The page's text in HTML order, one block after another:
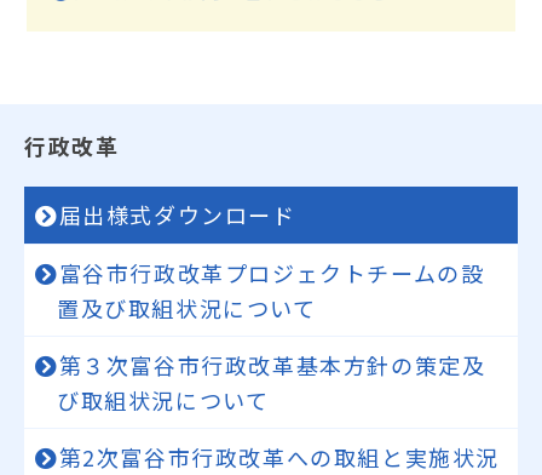
行政改革
届出様式ダウンロード
富谷市行政改革プロジェクトチームの設
置及び取組状況について
第３次富谷市行政改革基本方針の策定及
び取組状況について
第2次富谷市行政改革への取組と実施状況